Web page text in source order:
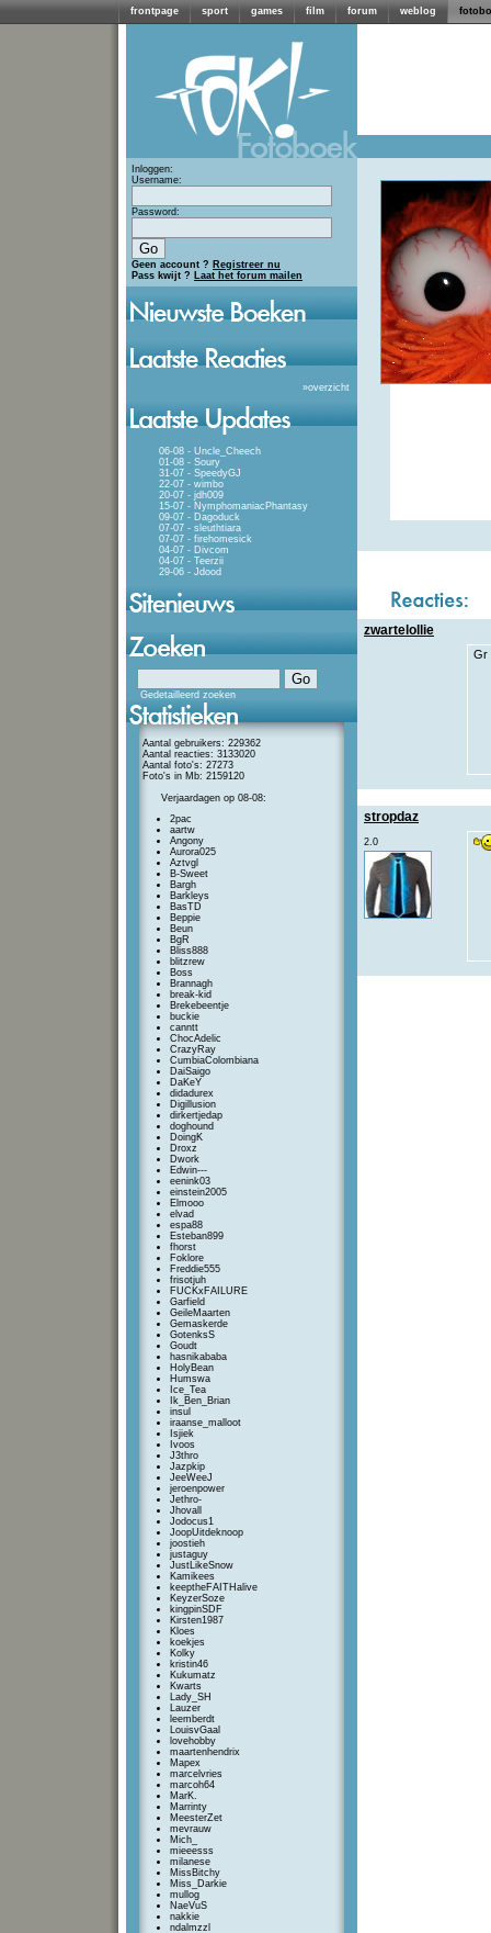
frontpage sport games film forum weblog
Inloggen:
Username:
Password:
Geen account ? Registreer nu
Pass kwijt ? Laat het forum mailen
»overzicht
06-08 - Uncle_Cheech
01-08 - Soury
31-07 - SpeedyGJ
22-07 - wimbo
20-07 - jdh009
15-07 - NymphomaniacPhantasy
09-07 - Dagoduck
07-07 - sleuthtiara
07-07 - firehomesick
04-07 - Divcom
04-07 - Teerzii
29-06 - Jdood
Gedetailleerd zoeken
Aantal gebruikers: 229362
Aantal reacties: 3133020
Aantal foto's: 27273
Foto's in Mb: 2159120
Verjaardagen op 08-08:
2pac
aartw
Angony
Aurora025
Aztvgl
B-Sweet
Bargh
Barkleys
BasTD
Beppie
Beun
BgR
Bliss888
blitzrew
Boss
Brannagh
break-kid
Brekebeentje
buckie
canntt
ChocAdelic
CrazyRay
CumbiaColombiana
DaiSaigo
DaKeY
didadurex
Digillusion
dirkertjedap
doghound
DoingK
Droxz
Dwork
Edwin---
eenink03
einstein2005
Elmooo
elvad
espa88
Esteban899
fhorst
Foklore
Freddie555
frisotjuh
FUCKxFAILURE
Garfield
GeileMaarten
Gemaskerde
GotenksS
Goudt
hasnikababa
HolyBean
Humswa
Ice_Tea
Ik_Ben_Brian
insul
iraanse_malloot
Isjiek
Ivoos
J3thro
Jazpkip
JeeWeeJ
jeroenpower
Jethro-
Jhovall
Jodocus1
JoopUitdeknoop
joostieh
justaguy
JustLikeSnow
Kamikees
keeptheFAITHalive
KeyzerSoze
kingpinSDF
Kirsten1987
Kloes
koekjes
Kolky
kristin46
Kukumatz
Kwarts
Lady_SH
Lauzer
leemberdt
LouisvGaal
lovehobby
maartenhendrix
Mapex
marcelvries
marcoh64
MarK.
Marrinty
MeesterZet
mevrauw
Mich_
mieeesss
milanese
MissBitchy
Miss_Darkie
mullog
NaeVuS
nakkie
ndalmzzl
zwartelollie
Gr
stropdaz
2.0